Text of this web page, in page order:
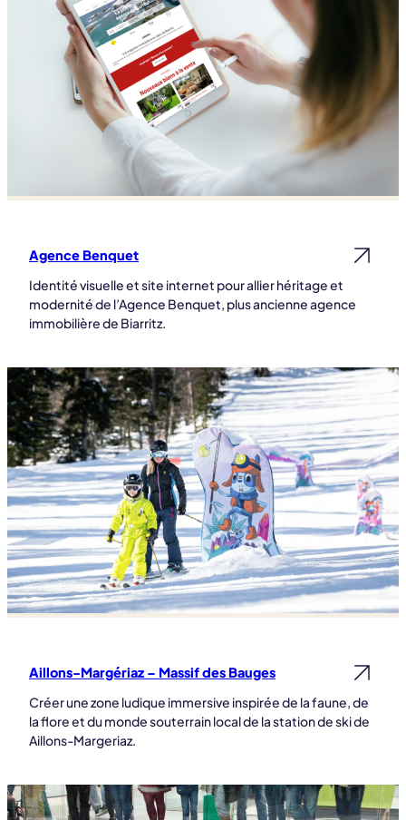
Agence Benquet
Identité visuelle et site internet pour allier héritage et
modernité de l’Agence Benquet, plus ancienne agence
immobilière de Biarritz.
Aillons-Margériaz – Massif des Bauges
Créer une zone ludique immersive inspirée de la faune, de
la flore et du monde souterrain local de la station de ski de
Aillons-Margeriaz.